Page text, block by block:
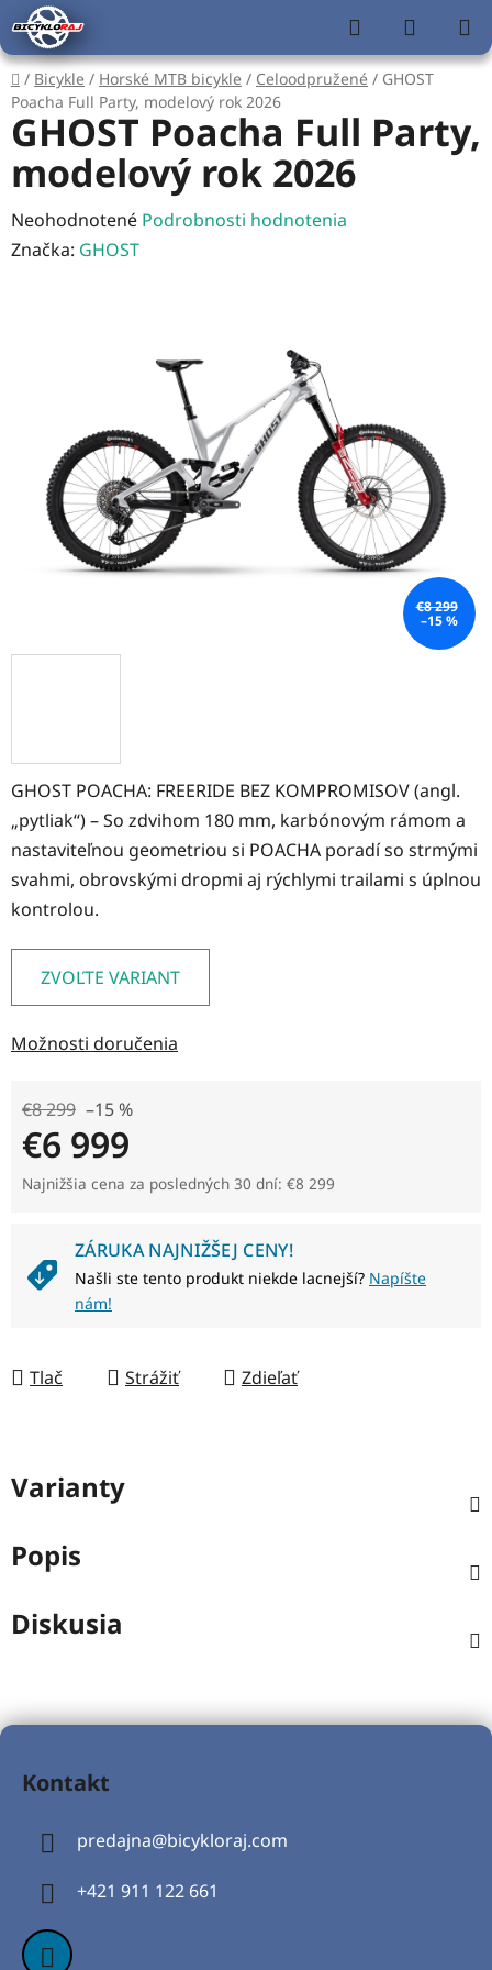
Prejsť
na
obsah
Hľadať
KOŠÍK
Domov
/ Bicykle / Horské MTB bicykle / Celoodpružené / GHOST
Poacha Full Party, modelový rok 2026
GHOST POACHA: FREERIDE BEZ KOMPROMISOV (angl.
„pytliak“) – So zdvihom 180 mm, karbónovým rámom a
nastaviteľnou geometriou si POACHA poradí so strmými
svahmi, obrovskými dropmi aj rýchlymi trailami s úplnou
kontrolou.
ZVOĽTE VARIANT
Možnosti doručenia
€8 299 –15 %
€6 999
Jednotková cena:
Najnižšia cena za posledných 30 dní: €8 299
ZÁRUKA NAJNIŽŠEJ CENY!
Našli ste tento produkt niekde lacnejší? Napíšte
nám!
Tlač Strážiť Zdieľať
GHOST Poacha Full Party,
modelový rok 2026
Priemerné
hodnotenie
hviezdičiek.
Neohodnotené Podrobnosti hodnotenia
Značka: GHOST
€8 299
–15 %
Varianty
Popis
Diskusia
Z
Kontakt
predajna@bicykloraj.com
+421 911 122 661